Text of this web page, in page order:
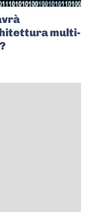
multi-